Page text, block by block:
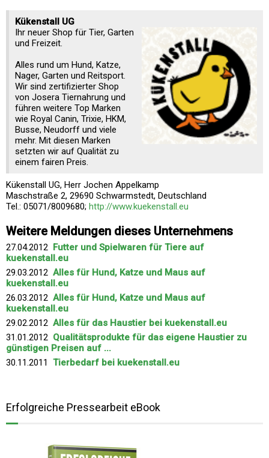
Kükenstall UG
Ihr neuer Shop für Tier, Garten
und Freizeit.
Alles rund um Hund, Katze,
Nager, Garten und Reitsport.
Wir sind zertifizierter Shop
von Josera Tiernahrung und
führen weitere Top Marken
wie Royal Canin, Trixie, HKM,
Busse, Neudorff und viele
mehr. Mit diesen Marken
setzten wir auf Qualität zu
einem fairen Preis.
Kükenstall UG, Herr Jochen Appelkamp
Maschstraße 2, 29690 Schwarmstedt, Deutschland
Tel.: 05071/8009680; http://www.kuekenstall.eu
Weitere Meldungen dieses Unternehmens
27.04.2012 Futter und Spielwaren für Tiere auf
kuekenstall.eu
29.03.2012 Alles für Hund, Katze und Maus auf
kuekenstall.eu
26.03.2012 Alles für Hund, Katze und Maus auf
kuekenstall.eu
29.02.2012 Alles für das Haustier bei kuekenstall.eu
31.01.2012 Qualitätsprodukte für das eigene Haustier zu
günstigen Preisen auf ...
30.11.2011 Tierbedarf bei kuekenstall.eu
Erfolgreiche Pressearbeit eBook